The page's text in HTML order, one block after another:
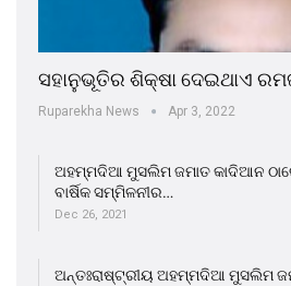
ସହାନୁଭୂତିର ଶିକ୍ଷା ଦେଇଥାଏ
Ruparekha News Apr 3, 2022
ଅହମ୍ମଦିଆ ମୁସଲିମ ଜମାତ କାଦିଆନ
ବାର୍ଷିକ ସମ୍ମିଳନୀର…
Dec 26, 2021
ଅନ୍ତଃରାଷ୍ଟ୍ରୀୟ ଅହମ୍ମଦିଆ ମୁସଲିମ